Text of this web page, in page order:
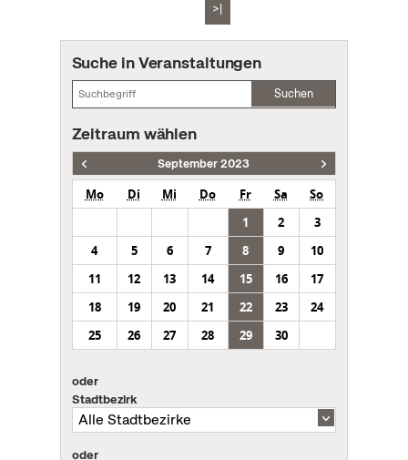
>|
Suche in Veranstaltungen
Suchen
Zeitraum wählen
September 2023
Mo Di Mi Do Fr Sa
So
1
2
3
4
5 6 7 8 9
10
11
12 13 14 15 16
17
18
19 20 21 22 23
24
25
26 27 28 29 30
oder
Stadtbezirk
oder